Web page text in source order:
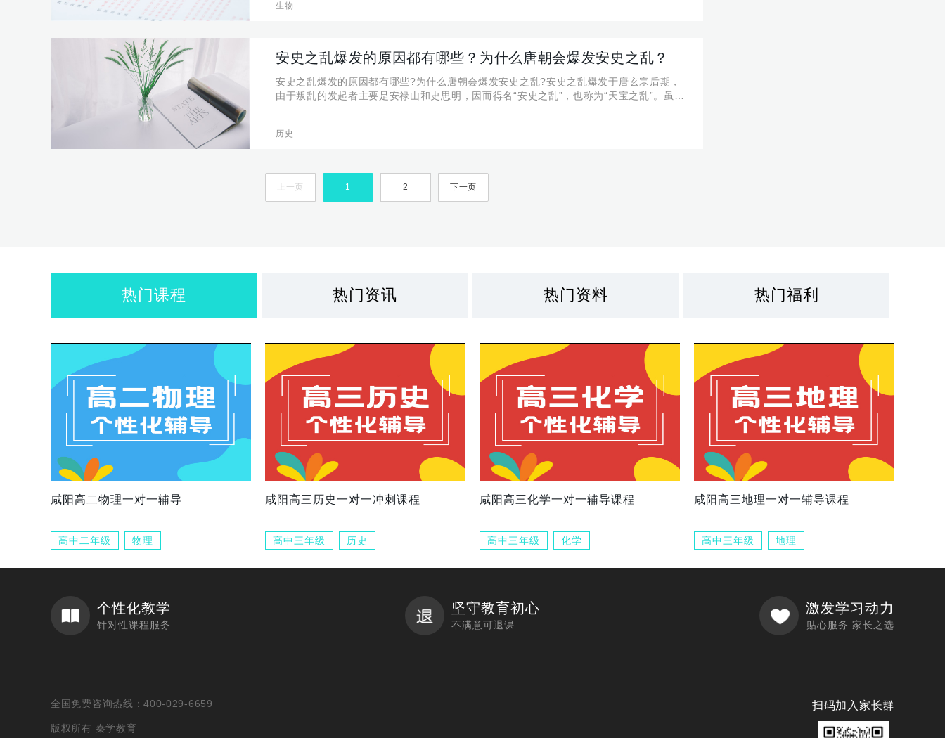
生物
安史之乱爆发的原因都有哪些？为什么唐朝会爆发安史之乱？
安史之乱爆发的原因都有哪些?为什么唐朝会爆发安史之乱?安史之乱爆发于唐玄宗后期，
由于叛乱的发起者主要是安禄山和史思明，因而得名“安史之乱”，也称为“天宝之乱”。虽然
历史
上一页 1 2 下一页
热门课程 热门资讯 热门资料 热门福利
咸阳高二物理一对一辅导
高中二年级 物理
咸阳高三历史一对一冲刺课程
高中三年级 历史
咸阳高三化学一对一辅导课程
高中三年级 化学
咸阳高三地理一对一辅导课程
高中三年级 地理
个性化教学
针对性课程服务
坚守教育初心
不满意可退课
激发学习动力
贴心服务 家长之选
全国免费咨询热线：400-029-6659
版权所有 秦学教育
扫码加入家长群